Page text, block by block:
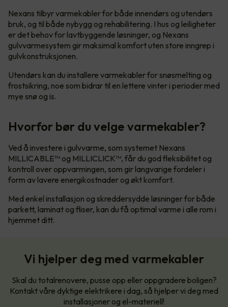
Nexans tilbyr varmekabler for både innendørs og utendørs
bruk, og til både nybygg og rehabilitering. I hus og leiligheter
er det behov for lavtbyggende løsninger, og Nexans
gulvvarmesystem gir maksimal komfort uten store inngrep i
gulvkonstruksjonen.
Utendørs kan du installere varmekabler for snøsmelting og
frostsikring, noe som bidrar til en lettere vinter i perioder med
mye snø og is.
Hvorfor bør du velge varmekabler?
Ved å investere i gulvvarme, som systemet Nexans
MILLICABLE™ og MILLICLICK™, får du god fleksibilitet og
kontroll over oppvarmingen, som gir langvarige fordeler i
form av lavere energikostnader og økt komfort.
Med enkel installasjon og skreddersydde løsninger for både
parkett, laminat og fliser, kan du få optimal varme i alle rom i
hjemmet ditt.
Vi hjelper deg med varmekabler
Skal du totalrenovere, pusse opp eller oppgradere boligen?
Kontakt våre dyktige elektrikere i dag, så hjelper vi deg med
installasjoner og el-materiell!